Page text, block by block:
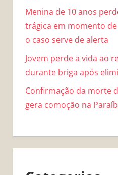
Menina de 10 anos
trágica em momento
o caso serve de alerta
Jovem perde a vida ao
durante briga após
Confirmação da morte
gera comoção na